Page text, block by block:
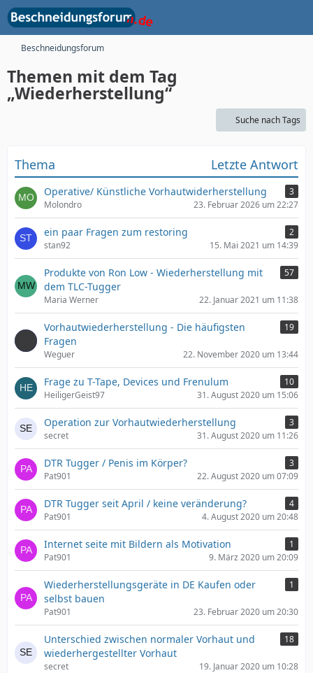
Beschneidungsforum
Themen mit dem Tag
„Wiederherstellung“
Suche nach Tags
Thema Letzte Antwort
Operative/ Künstliche Vorhautwiderherstellung
3
Molondro
23. Februar 2026 um 22:27
ein paar Fragen zum restoring
2
stan92
15. Mai 2021 um 14:39
Produkte von Ron Low - Wiederherstellung mit
dem TLC-Tugger
57
Maria Werner 22. Januar 2021 um 11:38
Vorhautwiederherstellung - Die häufigsten
Fragen
19
Weguer 22. November 2020 um 13:44
Frage zu T-Tape, Devices und Frenulum
10
HeiligerGeist97
31. August 2020 um 15:06
Operation zur Vorhautwiederherstellung
3
secret
31. August 2020 um 11:26
DTR Tugger / Penis im Körper?
3
Pat901
22. August 2020 um 07:09
DTR Tugger seit April / keine veränderung?
4
Pat901
4. August 2020 um 20:48
Internet seite mit Bildern als Motivation
1
Pat901
9. März 2020 um 20:09
Wiederherstellungsgeräte in DE Kaufen oder
selbst bauen
1
Pat901 23. Februar 2020 um 20:30
Unterschied zwischen normaler Vorhaut und
wiederhergestellter Vorhaut
18
secret 19. Januar 2020 um 10:28